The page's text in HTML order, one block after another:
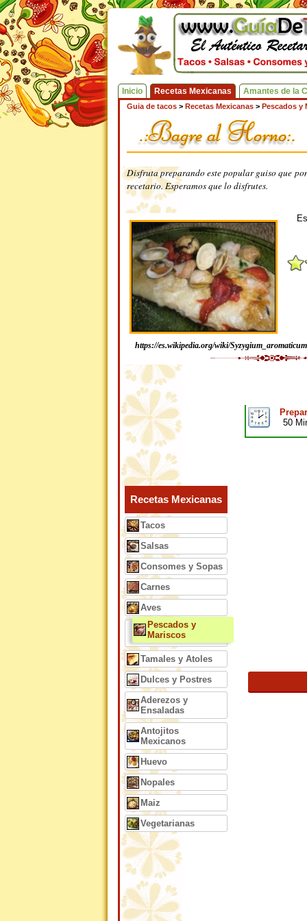
Inicio Recetas Mexicanas Amantes de la
Guia de tacos > Recetas Mexicanas > Pescados y
Disfruta preparando este popular guiso que
recetario. Esperamos que lo disfrutes.
https://es.wikipedia.org/wiki/Syzygium_aromaticum
50
Recetas Mexicanas
Tacos
Salsas
Consomes y Sopas
Carnes
Aves
Pescados y
Mariscos
Tamales y Atoles
Dulces y Postres
Aderezos y
Ensaladas
Antojitos
Mexicanos
Huevo
Nopales
Maiz
Vegetarianas